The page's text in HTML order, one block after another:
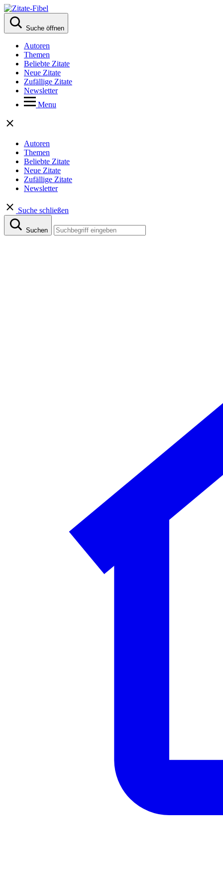
Suche öffnen
Autoren
Themen
Beliebte Zitate
Neue Zitate
Zufällige Zitate
Newsletter
Menu
Autoren
Themen
Beliebte Zitate
Neue Zitate
Zufällige Zitate
Newsletter
Suche schließen
Suchen